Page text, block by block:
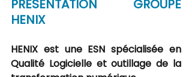
PRESENTATION GROUPE
HENIX
HENIX est une ESN spécialisée en
Qualité Logicielle et outillage de la